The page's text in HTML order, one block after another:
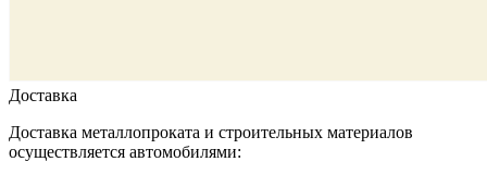
Доставка
Доставка металлопроката и строительных материалов
осуществляется автомобилями: